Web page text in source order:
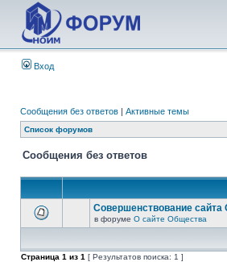
Вход
Сообщения без ответов | Активные темы
Список форумов
Сообщения без ответов
Совершенствование сайта
в форуме О сайте Общества
Страница 1 из 1 [ Результатов поиска: 1 ]